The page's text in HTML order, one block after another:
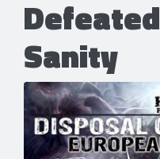
Defeated
Sanity